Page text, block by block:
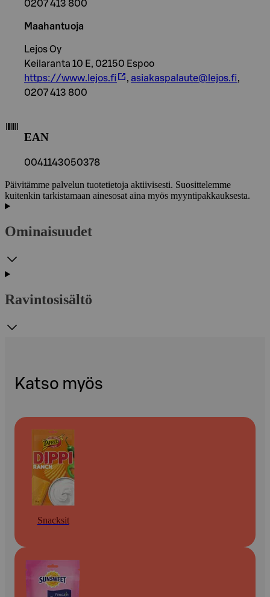
0207 413 800
Maahantuoja
Lejos Oy
Keilaranta 10 E, 02150 Espoo
https://www.lejos.fi
, asiakaspalaute@lejos.fi,
0207 413 800
EAN
0041143050378
Päivitämme palvelun tuotetietoja aktiivisesti. Suosittelemme
kuitenkin tarkistamaan ainesosat aina myös myyntipakkauksesta.
Ominaisuudet
Ravintosisältö
Katso myös
Snacksit